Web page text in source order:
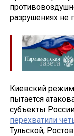
разрушениях не
Киевский режим
пытается
субъекты
перехватили
Тульской,